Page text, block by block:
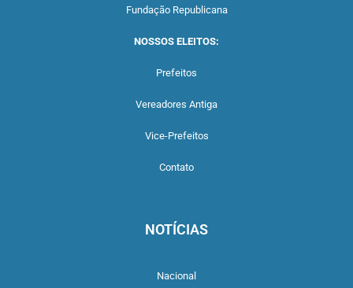
Fundação Republicana
NOSSOS ELEITOS:
Prefeitos
Vereadores Antiga
Vice-Prefeitos
Contato
NOTÍCIAS
Nacional